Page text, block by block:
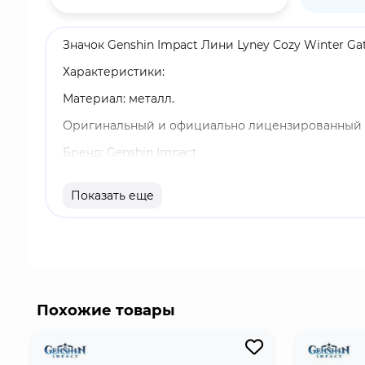
Значок Genshin Impact Лини Lyney Cozy Winter
Характеристики:
Материал: металл.
Оригинальный и официально лицензированный
Бренд: Genshin Impact.
врагов он применяет заряженные выстрелы,
Показать еще
Похожие товары